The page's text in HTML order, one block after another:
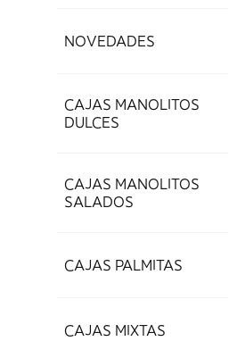
NOVEDADES
CAJAS MANOLITOS
DULCES
CAJAS MANOLITOS
SALADOS
CAJAS PALMITAS
CAJAS MIXTAS